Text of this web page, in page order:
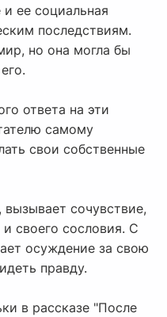
ее социальная
последствиям.
но она могла бы
ответа на эти
самому
свои собственные
сочувствие,
своего сословия. С
осуждение за свою
правду.
в рассказе "После